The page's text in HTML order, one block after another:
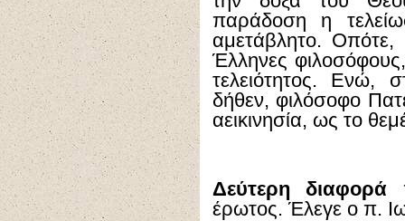
παράδοση η
αμετάβλητο. Οπότε,
Έλληνες
τελειότητος. Ενώ,
δήθεν, φιλόσοφο
αεικινησία, ως το
Δεύτερη διαφορά
έρωτος. Έλεγε ο π.